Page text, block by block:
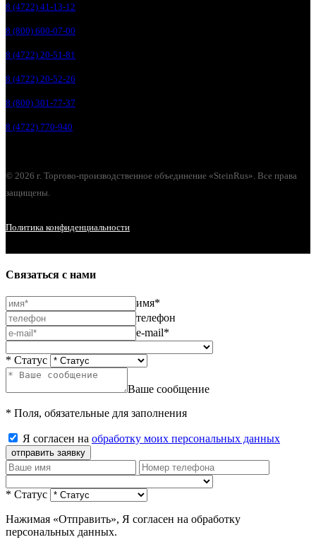
8 (4722) 41-13-12
8 (800) 600-07-00
8 (4722) 20-51-81
8 (4722) 20-52-26
8 (800) 301-77-37
8 (4722) 770-940
© 2026 г. Торгово-производственное объединение «SteinRus». Все права
защищены.
Политика конфиденциальности
Связаться с нами
имя*
телефон
e-mail*
* Статус
Ваше сообщение
* Поля, обязательные для заполнения
Я согласен на обработку моих персональных данных
отправить заявку
* Статус
Нажимая «Отправить», Я согласен на обработку
персональных данных.